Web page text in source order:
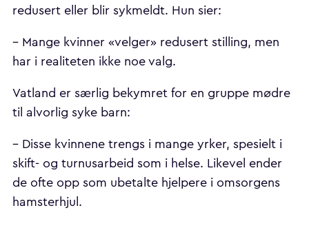
redusert eller blir sykmeldt. Hun sier:
– Mange kvinner «velger» redusert stilling, men
har i realiteten ikke noe valg.
Vatland er særlig bekymret for en gruppe mødre
til alvorlig syke barn:
– Disse kvinnene trengs i mange yrker, spesielt i
skift- og turnusarbeid som i helse. Likevel ender
de ofte opp som ubetalte hjelpere i omsorgens
hamsterhjul.